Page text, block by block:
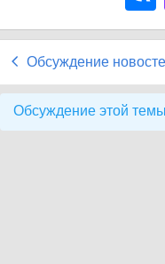
Обсуждение
Обсуждение этой